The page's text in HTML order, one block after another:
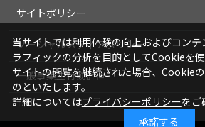
サイトポリシー
ソーシャルメディアポリシー
一般事業主行動計画
当サイトでは利用体験の向上およびコン
ラフィックの分析を目的としてCookieを使
サイトの閲覧を継続された場合、Cookie
のといたします。
詳細についてはプライバシーポリシーをご
承諾する